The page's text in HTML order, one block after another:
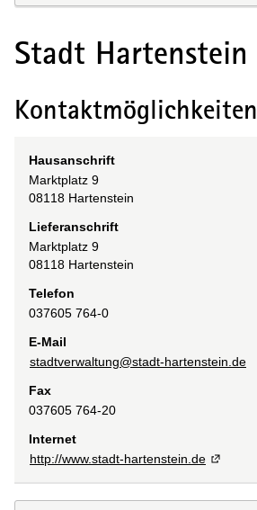
Stadt Hartenstein
Kontaktmöglichkeiten
Hausanschrift
Marktplatz 9
08118 Hartenstein
Lieferanschrift
Marktplatz 9
08118 Hartenstein
Telefon
037605 764-0
E-Mail
stadtverwaltung@stadt-hartenstein.de
Fax
037605 764-20
Internet
http://www.stadt-hartenstein.de